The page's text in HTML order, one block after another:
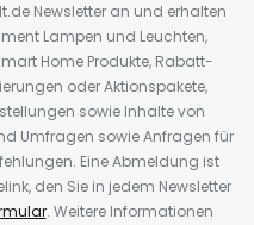
Newsletter an und erhalten
Lampen und Leuchten,
Home Produkte, Rabatt-
oder Aktionspakete,
sowie Inhalte von
Umfragen sowie Anfragen für
Eine Abmeldung ist
den Sie in jedem Newsletter
. Weitere Informationen